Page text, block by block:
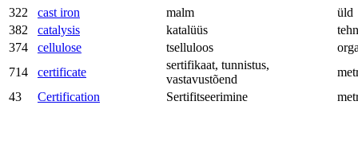
322 cast iron malm
üld
382
catalysis katalüüs
374
cellulose tselluloos
714
certificate
sertifikaat, tunnistus,
vastavustõend
43
Certification Sertifitseerimine